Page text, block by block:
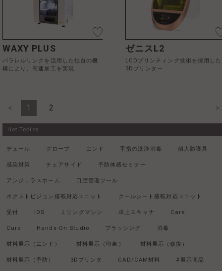
WAXY PLUS
パラレルリンクを活用した独自の機
構により、高速加工を実現
ゼニスL2
LCDプリンティング技術を採用した
3Dプリンター
< 1 2 >
Hot Topics
デュール グローブ エンド 手指の洗浄消毒 個人防護具
感染対策 チェアサイド 予防体感セミナー
アンジェラスホーム 口腔管理ツール
ネクストビジョン搭載対応ユニット クールシート搭載対応ユニット
受付 IOS ミリングマシン 卓上スキャナ Care
Cure Hands-On Studio ブラッシング 消毒
材料展示（エンド） 材料展示（印象） 材料展示（修復）
材料展示（予防） 3Dプリンタ CAD/CAM材料 #展示商品